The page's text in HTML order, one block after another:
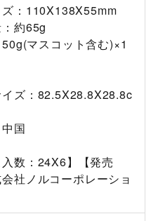
：110X138X55mm
約65g
マスコット含む)×1
ズ：82.5X28.8X28.8c
国
入数：24X6】【発売
社ノルコーポレーショ